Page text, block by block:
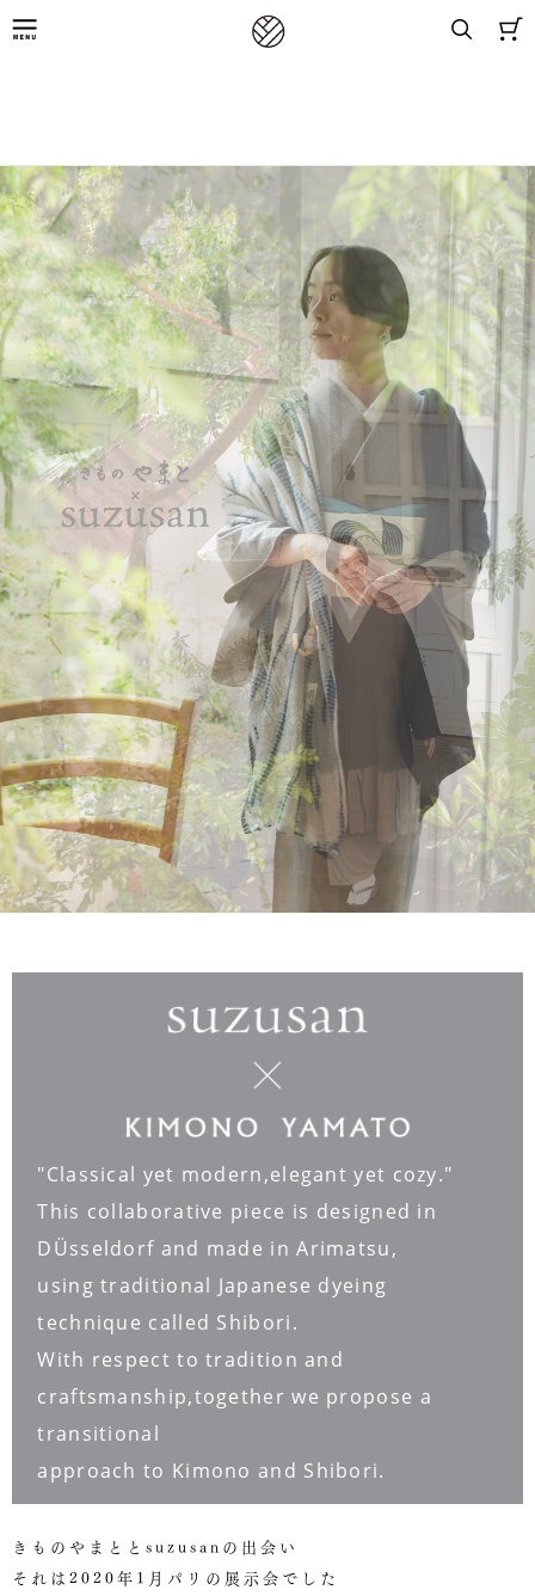
"Classical yet modern,elegant yet cozy."
This collaborative piece is designed in
DÜsseldorf and made in Arimatsu,
using traditional Japanese dyeing
technique called Shibori.
With respect to tradition and
craftsmanship,together we propose a
transitional
approach to Kimono and Shibori.
きものやまととsuzusanの出会い
それは2020年1月パリの展示会でした